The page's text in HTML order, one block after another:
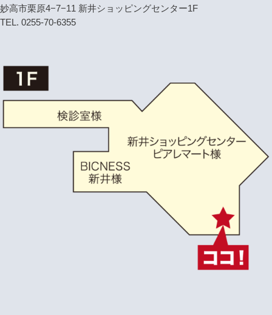
妙高市栗原4−7−11 新井ショッピングセンター1F
TEL. 0255-70-6355